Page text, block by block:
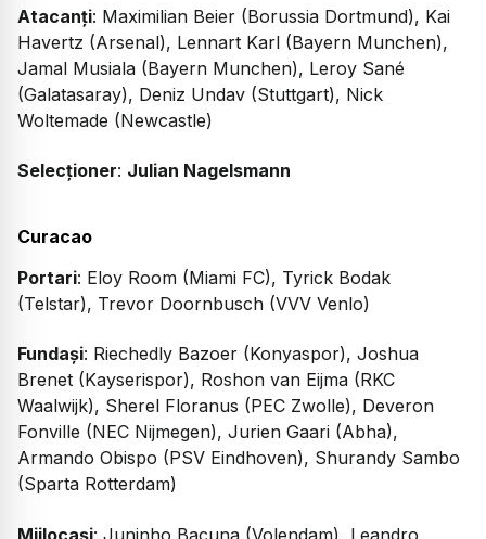
Atacanți: Maximilian Beier (Borussia Dortmund), Kai
Havertz (Arsenal), Lennart Karl (Bayern Munchen),
Jamal Musiala (Bayern Munchen), Leroy Sané
(Galatasaray), Deniz Undav (Stuttgart), Nick
Woltemade (Newcastle)
Selecționer: Julian Nagelsmann
Curacao
Portari: Eloy Room (Miami FC), Tyrick Bodak
(Telstar), Trevor Doornbusch (VVV Venlo)
Fundași: Riechedly Bazoer (Konyaspor), Joshua
Brenet (Kayserispor), Roshon van Eijma (RKC
Waalwijk), Sherel Floranus (PEC Zwolle), Deveron
Fonville (NEC Nijmegen), Jurien Gaari (Abha),
Armando Obispo (PSV Eindhoven), Shurandy Sambo
(Sparta Rotterdam)
Mijlocași: Juninho Bacuna (Volendam), Leandro